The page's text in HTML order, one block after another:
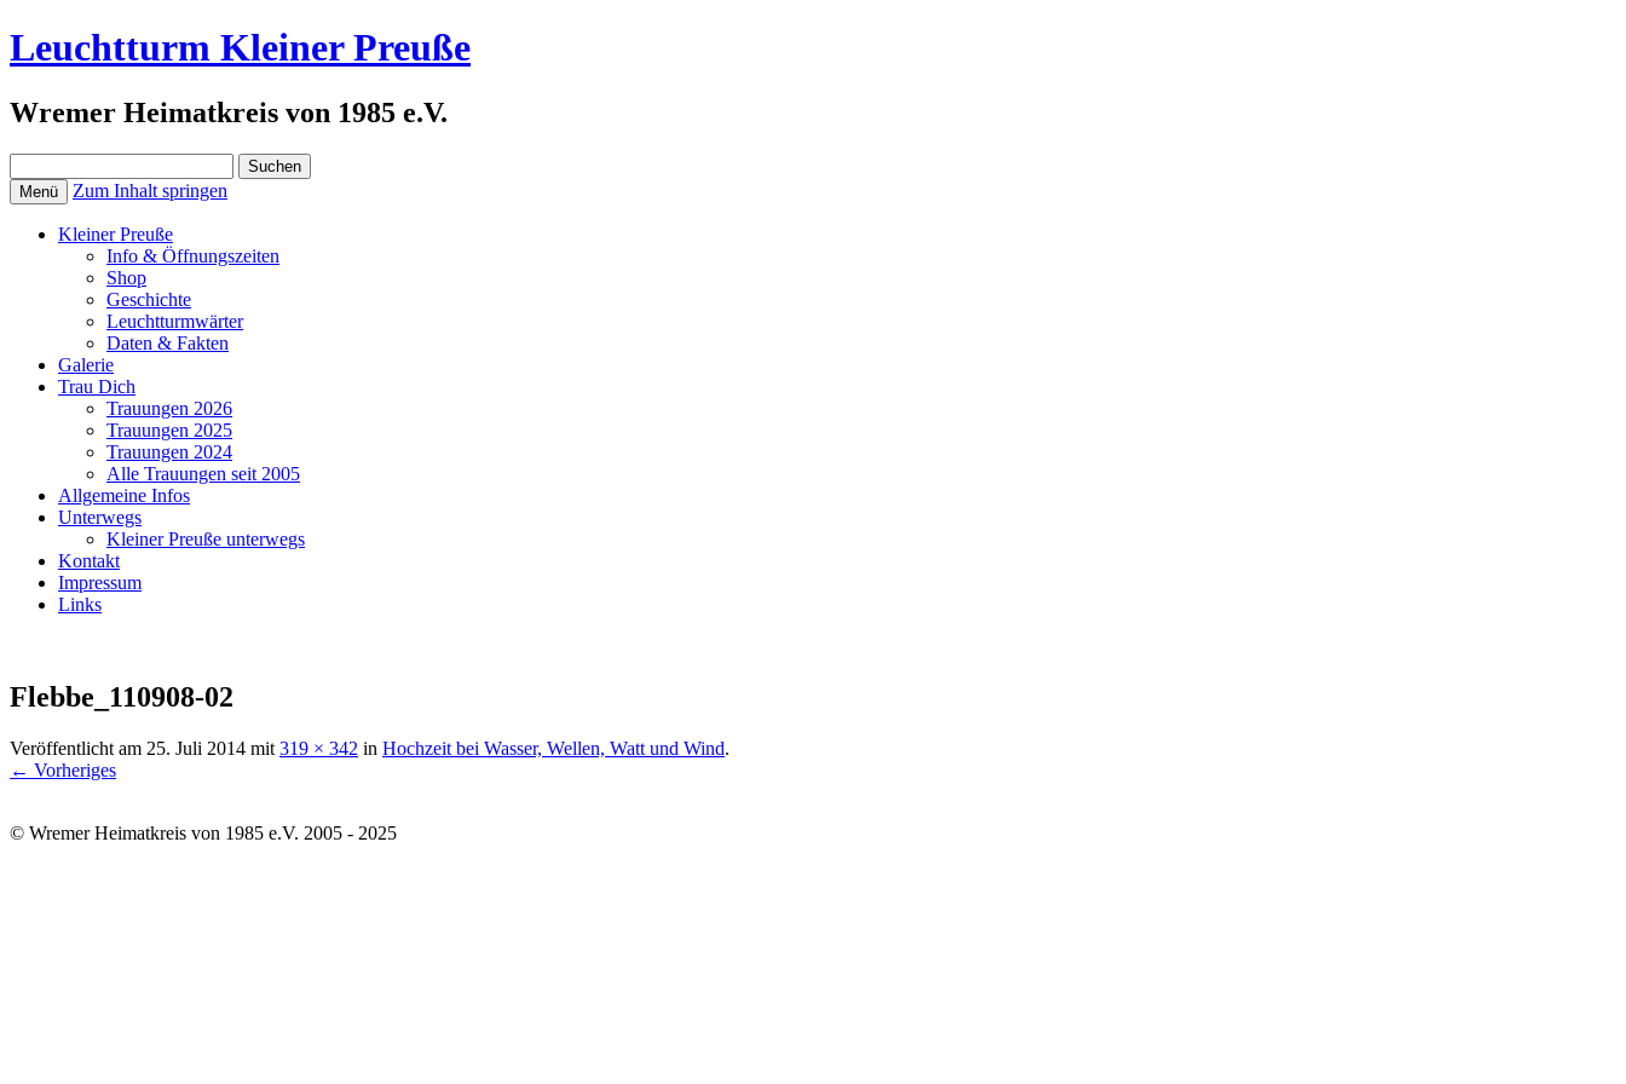
Leuchtturm Kleiner Preuße
Wremer Heimatkreis von 1985 e.V.
nach:
Menü Zum Inhalt springen
Kleiner Preuße
Info & Öffnungszeiten
Shop
Geschichte
Leuchtturmwärter
Daten & Fakten
Galerie
Trau Dich
Trauungen 2026
Trauungen 2025
Trauungen 2024
Alle Trauungen seit 2005
Allgemeine Infos
Unterwegs
Kleiner Preuße unterwegs
Kontakt
Impressum
Links
Flebbe_110908-02
Veröffentlicht am 25. Juli 2014 mit 319 × 342 in Hochzeit bei Wasser, Wellen, Watt und Wind.
← Vorheriges
© Wremer Heimatkreis von 1985 e.V. 2005 - 2025